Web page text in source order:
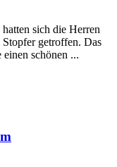
sich die Herren
getroffen. Das
einen schönen ...